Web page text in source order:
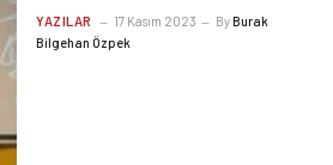
YAZILAR 17 Kasım 2023 ByBurak
Bilgehan Özpek